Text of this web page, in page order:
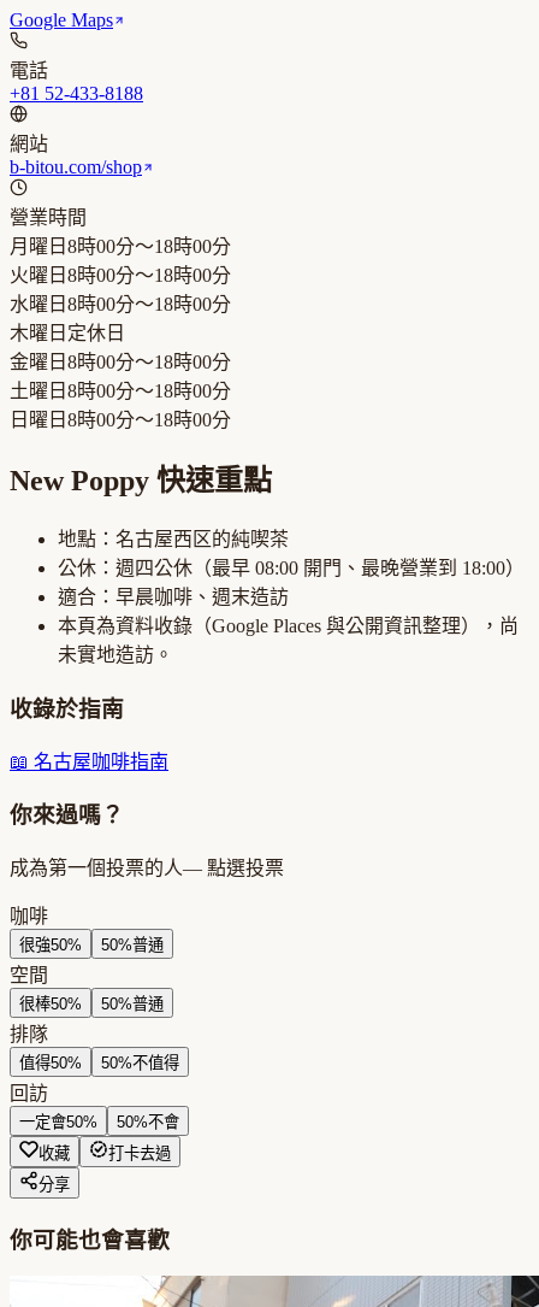
Google Maps
電話
+81 52-433-8188
網站
b-bitou.com/shop
營業時間
月曜日 8時00分～18時00分
火曜日 8時00分～18時00分
水曜日 8時00分～18時00分
木曜日 定休日
金曜日 8時00分～18時00分
土曜日 8時00分～18時00分
日曜日 8時00分～18時00分
New Poppy 快速重點
地點： 名古屋西区的純喫茶
公休： 週四公休 （最早 08:00 開門、最晚營業到 18:00）
適合： 早晨咖啡、週末造訪
本頁為資料收錄（Google Places 與公開資訊整理），尚
未實地造訪。
收錄於指南
📖 名古屋咖啡指南
你來過嗎？
成為第一個投票的人— 點選投票
咖啡
很強50% 50%普通
空間
很棒50% 50%普通
排隊
值得50% 50%不值得
回訪
一定會50% 50%不會
收藏
打卡去過
分享
你可能也會喜歡